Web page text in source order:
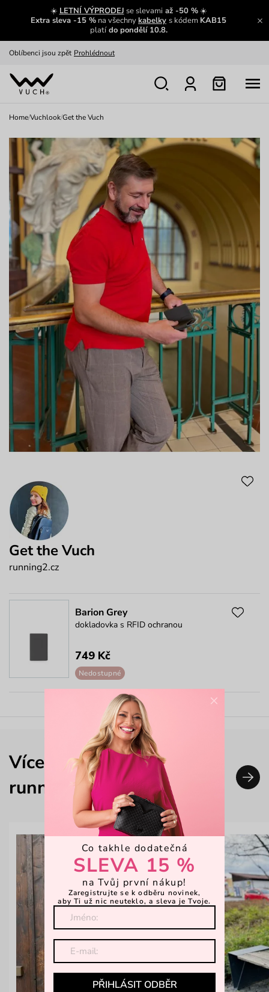
☀️ LETNÍ VÝPRODEJ se slevamiaž -50 %☀️
Extra sleva -15 % na všechnykabelky s kódem KAB15
platído pondělí 10.8.
Zajímavosti ze světa Vuch:
Zobrazit
Oblíbenci jsou zpět Prohlédnout
Nech se inspirovat
Home/Vuchlook/Get the Vuch
Get the Vuch
running2.cz
Barion Grey
dokladovka s RFID ochranou
749 Kč
Nedostupné
Více outfitů nejen od
running2.cz
×
Co takhle dodatečná
SLEVA 15 %
na Tvůj první nákup!
Zaregistrujte se k odběru novinek,
aby Ti už nic neuteklo, a sleva je Tvoje.
PŘIHLÁSIT ODBĚR